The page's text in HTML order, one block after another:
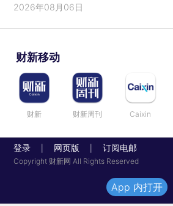
2026年08月06日
财新移动
财新 财新周刊 Caixin
登录 网页版 订阅电邮
Copyright 财新网 All Rights Reserved
App 内打开